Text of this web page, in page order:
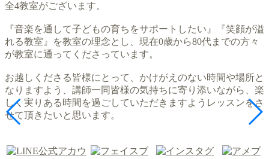
全4教室がございます。
『音楽を通して子どもの育ちをサポートしたい』『笑顔が溢
れる教室』を教室の理念とし、現在0歳から80代までの方々
が教室に通ってくださっています。
お越しくださる皆様にとって、かけがえのない時間や場所と
なりますよう、講師一同皆様の気持ちに寄り添いながら、楽
しく実りある時間を過ごしていただきますようレッスンをさ
せて頂きたいと思います。